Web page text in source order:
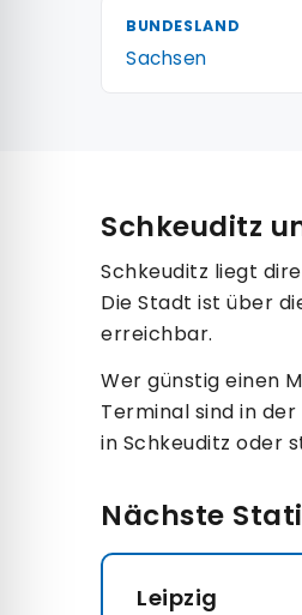
BUNDESLAND
Sachsen
Schkeuditz
Schkeuditz liegt
Die Stadt ist über
erreichbar.
Wer günstig einen
Terminal sind in
in Schkeuditz oder
Nächste
Leipzig